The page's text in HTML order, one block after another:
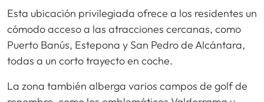
Esta ubicación privilegiada ofrece a los residentes un
cómodo acceso a las atracciones cercanas, como
Puerto Banús, Estepona y San Pedro de Alcántara,
todas a un corto trayecto en coche.
La zona también alberga varios campos de golf de